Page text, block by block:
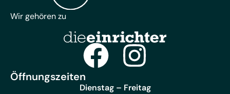
Wir gehören zu
Öffnungszeiten
Dienstag – Freitag